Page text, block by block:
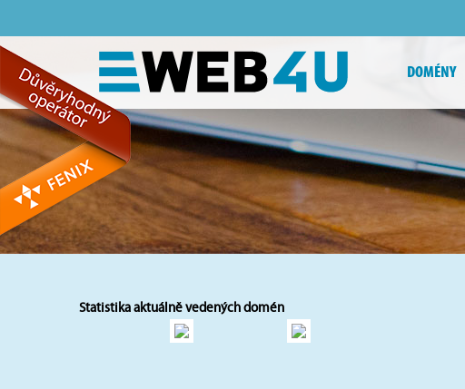
DOMÉNY
Statistika aktuálně vedených domén